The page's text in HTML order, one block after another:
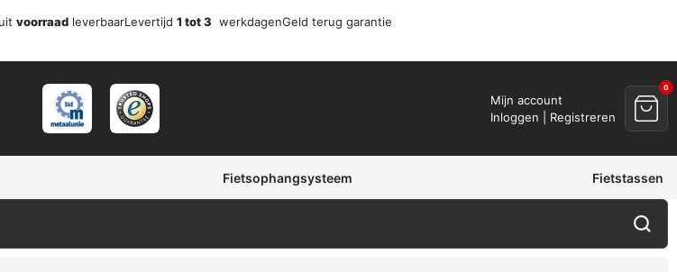
voorraad leverbaarLevertijd 1 tot 3 werkdagenGeld terug garantie
Mijn account
Inloggen | Registreren
0
Fietsophangsysteem Fietstassen